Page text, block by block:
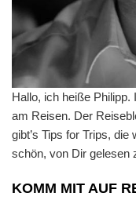
Hallo, ich heiße
am Reisen. Der
gibt’s Tips for Trips,
schön, von Dir gelesen
KOMM MIT AUF